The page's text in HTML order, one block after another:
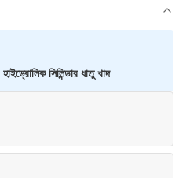
হাইড্রোলিক সিলিন্ডার ধাতু খাদ